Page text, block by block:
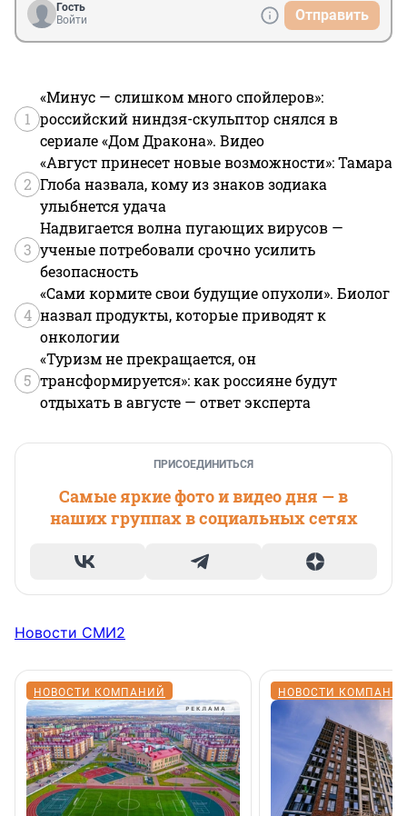
Гость
Войти
Отправить
1
«Минус — слишком много спойлеров»:
российский ниндзя-скульптор снялся в
сериале «Дом Дракона». Видео
2
«Август принесет новые возможности»: Тамара
Глоба назвала, кому из знаков зодиака
улыбнется удача
3
Надвигается волна пугающих вирусов —
ученые потребовали срочно усилить
безопасность
4
«Сами кормите свои будущие опухоли». Биолог
назвал продукты, которые приводят к
онкологии
5
«Туризм не прекращается, он
трансформируется»: как россияне будут
отдыхать в августе — ответ эксперта
ПРИСОЕДИНИТЬСЯ
Самые яркие фото и видео дня — в
наших группах в социальных сетях
Новости СМИ2
НОВОСТИ КОМПАНИЙ НОВОСТИ